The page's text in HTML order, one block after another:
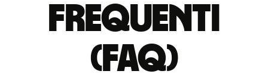
Frequenti
(FAQ)